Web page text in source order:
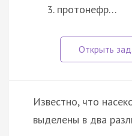
протонефр…
Известно, что
выделены в два